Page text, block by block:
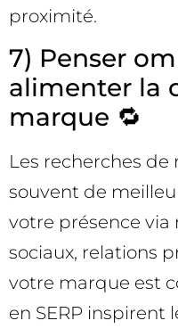
proximité.
7) Penser
alimenter la
marque 🔁
Les recherches
souvent de
votre présence via
sociaux, relations
votre marque est
en SERP inspirent